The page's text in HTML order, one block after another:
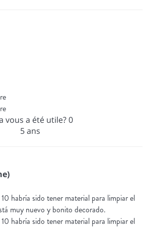
vous a été utile?0
5 ans
habría sido tener material para limpiar el
muy nuevo y bonito decorado.
habría sido tener material para limpiar el